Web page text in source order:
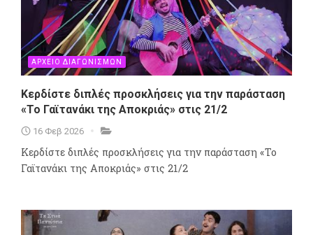
ΑΡΧΕΙΟ ΔΙΑΓΩΝΙΣΜΩΝ
Κερδίστε διπλές προσκλήσεις για την παράσταση
«Το Γαϊτανάκι της Αποκριάς» στις 21/2
16 Φεβ 2026
Κερδίστε διπλές προσκλήσεις για την παράσταση «Το
Γαϊτανάκι της Αποκριάς» στις 21/2